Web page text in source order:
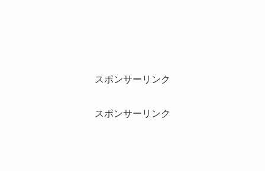
スポンサーリンク
スポンサーリンク